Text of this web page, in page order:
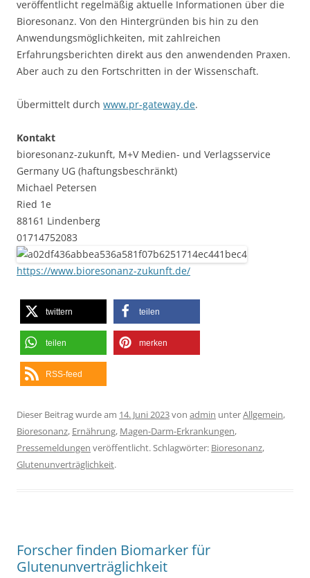
veröffentlicht regelmäßig aktuelle Informationen über die
Bioresonanz. Von den Hintergründen bis hin zu den
Anwendungsmöglichkeiten, mit zahlreichen
Erfahrungsberichten direkt aus den anwendenden Praxen.
Aber auch zu den Fortschritten in der Wissenschaft.
Übermittelt durch www.pr-gateway.de.
Kontakt
bioresonanz-zukunft, M+V Medien- und Verlagsservice
Germany UG (haftungsbeschränkt)
Michael Petersen
Ried 1e
88161 Lindenberg
01714752083
https://www.bioresonanz-zukunft.de/
twittern teilen
teilen merken
RSS-feed
Dieser Beitrag wurde am 14. Juni 2023von admin unterAllgemein,
Bioresonanz, Ernährung, Magen-Darm-Erkrankungen,
Pressemeldungen veröffentlicht. Schlagwörter: Bioresonanz,
Glutenunverträglichkeit.
Forscher finden Biomarker für
Glutenunverträglichkeit